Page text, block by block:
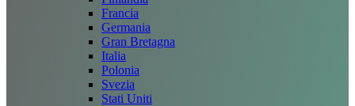
Francia
Germania
Gran Bretagna
Italia
Polonia
Svezia
Stati Uniti